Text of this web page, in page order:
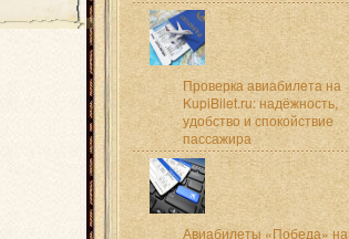
Проверка авиабилета на
KupiBilet.ru: надёжность,
удобство и спокойствие
пассажира
Авиабилеты «Победа» на